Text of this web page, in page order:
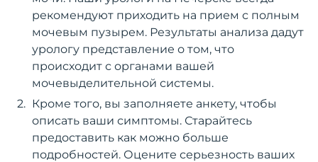
рекомендуют приходить на прием с полным
мочевым пузырем. Результаты анализа дадут
урологу представление о том, что
происходит с органами вашей
мочевыделительной системы.
Кроме того, вы заполняете анкету, чтобы
описать ваши симптомы. Старайтесь
предоставить как можно больше
подробностей. Оцените серьезность ваших